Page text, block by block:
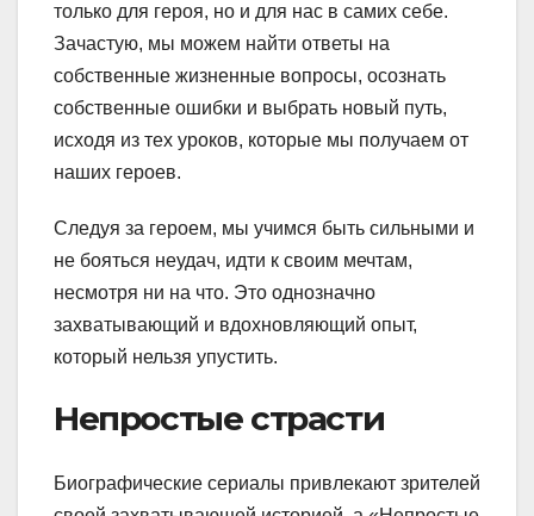
только для героя, но и для нас в самих себе.
Зачастую, мы можем найти ответы на
собственные жизненные вопросы, осознать
собственные ошибки и выбрать новый путь,
исходя из тех уроков, которые мы получаем от
наших героев.
Следуя за героем, мы учимся быть сильными и
не бояться неудач, идти к своим мечтам,
несмотря ни на что. Это однозначно
захватывающий и вдохновляющий опыт,
который нельзя упустить.
Непростые страсти
Биографические сериалы привлекают зрителей